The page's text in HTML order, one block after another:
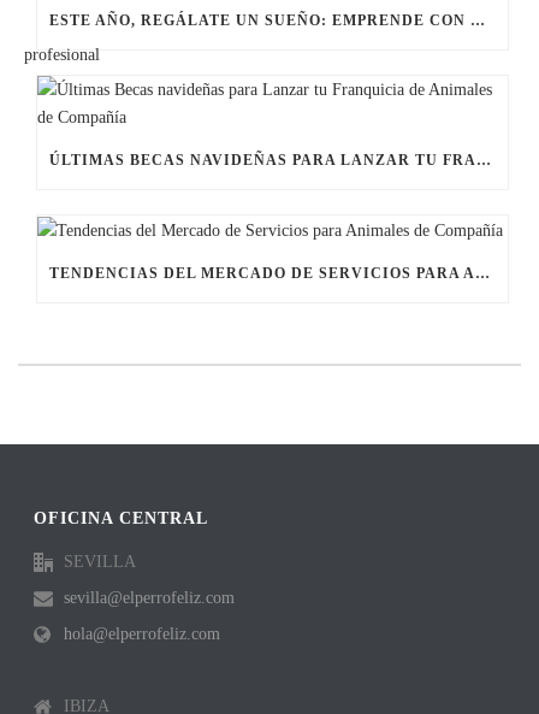
ESTE AÑO, REGÁLATE UN SUEÑO: EMPRENDE CON UNA FRANQUICIA DE EL PERRO FELIZ
ÚLTIMAS BECAS NAVIDEÑAS PARA LANZAR TU FRANQUICIA DE ANIMALES DE COMPAÑÍA
TENDENCIAS DEL MERCADO DE SERVICIOS PARA ANIMALES DE COMPAÑÍA
OFICINA CENTRAL
SEVILLA
sevilla@elperrofeliz.com
hola@elperrofeliz.com
IBIZA